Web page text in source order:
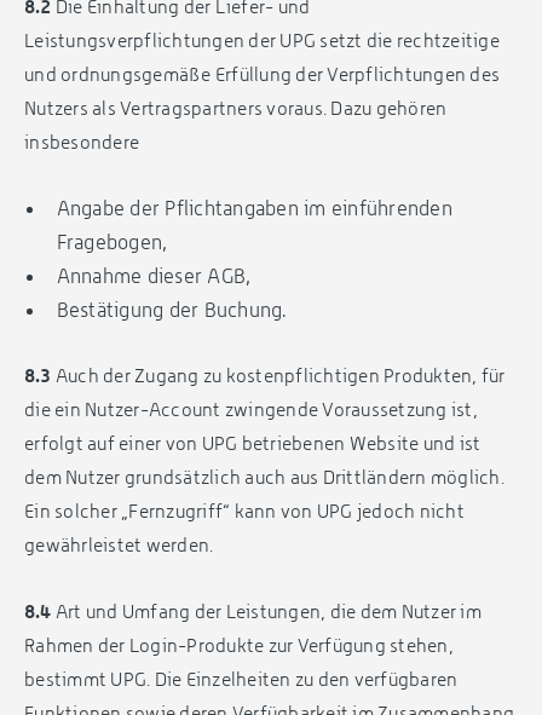
8.2 Die Einhaltung der Liefer- und
Leistungsverpflichtungen der UPG setzt die rechtzeitige
und ordnungsgemäße Erfüllung der Verpflichtungen des
Nutzers als Vertragspartners voraus. Dazu gehören
insbesondere
Angabe der Pflichtangaben im einführenden
Fragebogen,
Annahme dieser AGB,
Bestätigung der Buchung.
8.3 Auch der Zugang zu kostenpflichtigen Produkten, für
die ein Nutzer-Account zwingende Voraussetzung ist,
erfolgt auf einer von UPG betriebenen Website und ist
dem Nutzer grundsätzlich auch aus Drittländern möglich.
Ein solcher „Fernzugriff“ kann von UPG jedoch nicht
gewährleistet werden.
8.4 Art und Umfang der Leistungen, die dem Nutzer im
Rahmen der Login-Produkte zur Verfügung stehen,
bestimmt UPG. Die Einzelheiten zu den verfügbaren